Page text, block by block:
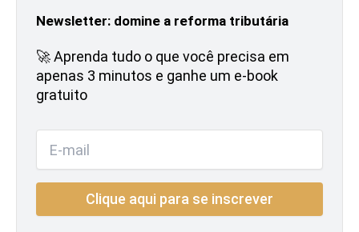
Newsletter: domine a reforma tributária
🚀 Aprenda tudo o que você precisa em
apenas 3 minutos e ganhe um e-book
gratuito